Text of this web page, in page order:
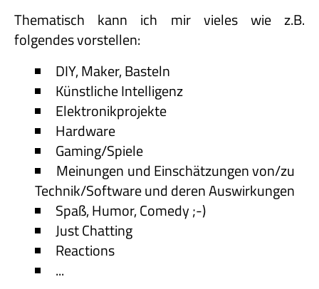
Thematisch kann ich mir vieles wie z.B.
folgendes vorstellen:
DIY, Maker, Basteln
Künstliche Intelligenz
Elektronikprojekte
Hardware
Gaming/Spiele
Meinungen und Einschätzungen von/zu
Technik/Software und deren Auswirkungen
Spaß, Humor, Comedy ;-)
Just Chatting
Reactions
...